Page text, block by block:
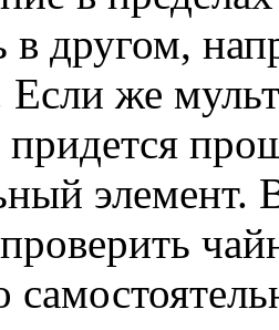
другом,
же
проверить